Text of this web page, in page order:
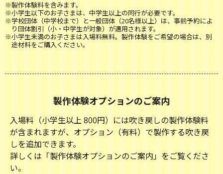
※製作体験料を含みます。
※小学生以下のお子さまは、中学生以上の同行が必要です。
※学校団体（中学校まで）と一般団体（20名様以上）は、事前予約によ
り団体割引（小・中学生が対象）が適用されます。
※小学生未満のお子さまは入場料無料。製作体験をご希望の場合は、別
途材料をご購入ください。
製作体験オプションのご案内
入場料（小学生以上 800円）には吹き戻しの製作体験料
が含まれますが、 オプション（有料）で製作する吹き戻
しを追加できます。
詳しくは「製作体験オプションのご案内」をご覧くださ
い。